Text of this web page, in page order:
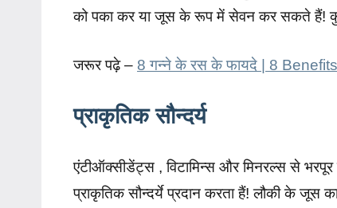
को पका कर या जूस के रूप में सेवन कर सकते हैं!
जरूर पढ़े – 8 गन्ने के रस के फायदे | 8
प्राकृतिक सौन्दर्य
एंटीऑक्सीडेंट्स , विटामिन्स और मिनरल्स से
प्राकृतिक सौन्दर्ये प्रदान करता हैं! लौकी के